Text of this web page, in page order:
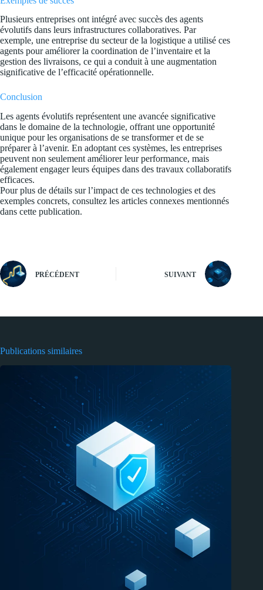
Plusieurs entreprises ont intégré avec succès des agents
évolutifs dans leurs infrastructures collaboratives. Par
exemple, une entreprise du secteur de la logistique a utilisé ces
agents pour améliorer la coordination de l’inventaire et la
gestion des livraisons, ce qui a conduit à une augmentation
significative de l’efficacité opérationnelle.
Conclusion
Les agents évolutifs représentent une avancée significative
dans le domaine de la technologie, offrant une opportunité
unique pour les organisations de se transformer et de se
préparer à l’avenir. En adoptant ces systèmes, les entreprises
peuvent non seulement améliorer leur performance, mais
également engager leurs équipes dans des travaux collaboratifs
efficaces.
Pour plus de détails sur l’impact de ces technologies et des
exemples concrets, consultez les articles connexes mentionnés
dans cette publication.
PRÉCÉDENT SUIVANT
Publications similaires